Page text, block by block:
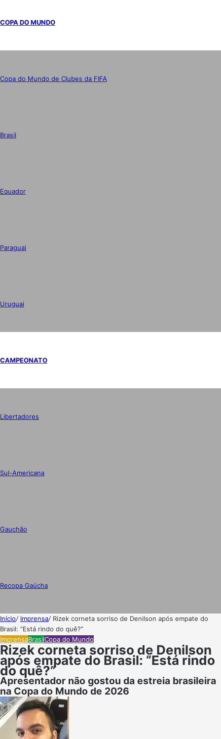
COPA DO MUNDO
Copa do Mundo de Clubes da FIFA
Brasil
Equador
Paraguai
Uruguai
CAMPEONATO
Libertadores
Sul-Americana
Gauchão
Recopa Gaúcha
Início/ Imprensa/ Rizek corneta sorriso de Denilson após empate do
Brasil: “Está rindo do quê?”
ImprensaBrasilCopa do Mundo
Rizek corneta sorriso de Denilson
após empate do Brasil: “Está rindo
do quê?”
Apresentador não gostou da estreia brasileira
na Copa do Mundo de 2026